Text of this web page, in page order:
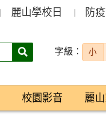
麗山學校日 防
搜
字級： 小
校園影音 麗